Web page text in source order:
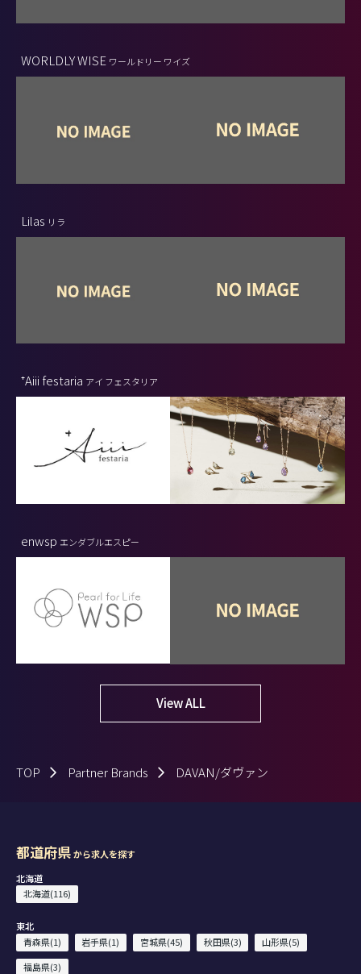
WORLDLY WISE ワールドリー ワイズ
Lilas リラ
⁺Aiii festaria アイ フェスタリア
enwsp エンダブルエスピー
View ALL
TOP Partner Brands DAVAN/ダヴァン
都道府県から求人を探す
北海道
北海道(116)
東北
青森県(1)
岩手県(1) 宮城県(45) 秋田県(3)
山形県(5)
福島県(3)